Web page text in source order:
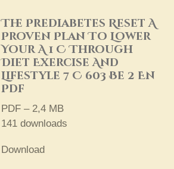
The Prediabetes Reset A
Proven Plan To Lower
Your A 1 C Through
Diet Exercise And
Lifestyle 7 C 603 Be 2 En
Pdf
PDF – 2,4 MB
141 downloads
Download